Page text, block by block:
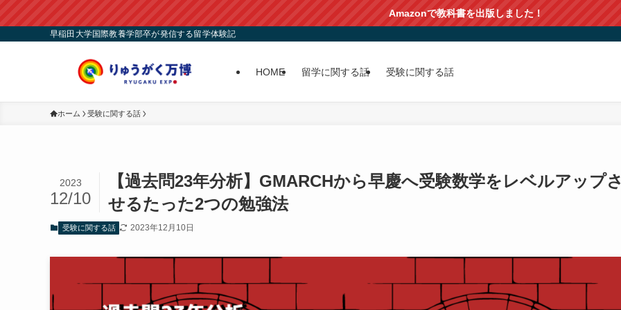
Amazonで教科書を出版しました！
早稲田大学国際教養学部卒が発信する留学体験記
HOME 留学に関する話 受験に関する話
ホーム 受験に関する話
【過去問23年分析】GMARCHから早慶へ受験数学をレベルアップ
せるたった2つの勉強法
2023
12/10
受験に関する話 2023年12月10日